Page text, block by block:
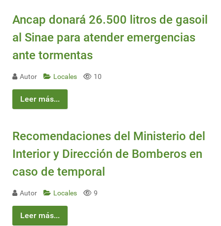
Ancap donará 26.500 litros de gasoil
al Sinae para atender emergencias
ante tormentas
Autor Locales 10
Leer más...
Recomendaciones del Ministerio del
Interior y Dirección de Bomberos en
caso de temporal
Autor Locales 9
Leer más...